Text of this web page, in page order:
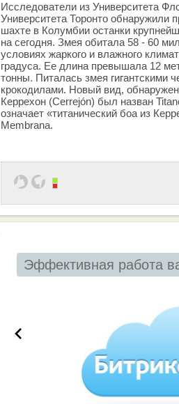
Исследователи из Университета
Университета Торонто обнаружили
шахте в Колумбии останки
на сегодня. Змея обитала 58 - 60
условиях жаркого и влажного
градуса. Ее длина превышала 12
тонны. Питалась змея гигантскими
крокодилами. Новый вид,
Керрехон (Cerrejón) был назван
означает «титанический боа из
Membrana.
Эффективная работа